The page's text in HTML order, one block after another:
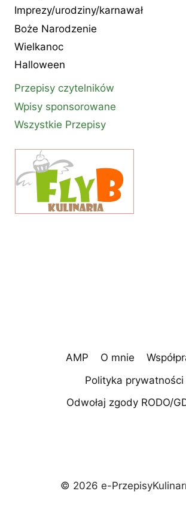
Imprezy/urodziny/karnawał
Boże Narodzenie
Wielkanoc
Halloween
Przepisy czytelników
Wpisy sponsorowane
Wszystkie Przepisy
AMP O mnie
Polityka prywatności
Odwołaj zgody RODO/
© 2026 e-